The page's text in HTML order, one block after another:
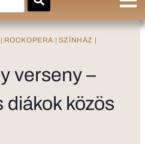
| ROCKOPERA | SZÍNHÁZ |
verseny –
diákok közös